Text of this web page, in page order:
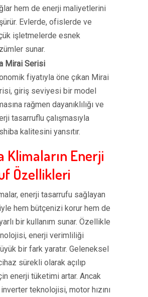
hem de enerji maliyetlerini
Evlerde, ofislerde ve
işletmelerde esnek
sunar.
Mirai Serisi
fiyatıyla öne çıkan Mirai
giriş seviyesi bir model
rağmen dayanıklılığı ve
tasarruflu çalışmasıyla
kalitesini yansıtır.
Klimaların Enerji
Özellikleri
enerji tasarrufu sağlayan
hem bütçenizi korur hem de
bir kullanım sunar. Özellikle
enerji verimliliği
bir fark yaratır. Geleneksel
sürekli olarak açılıp
enerji tüketimi artar. Ancak
inverter teknolojisi, motor hızını